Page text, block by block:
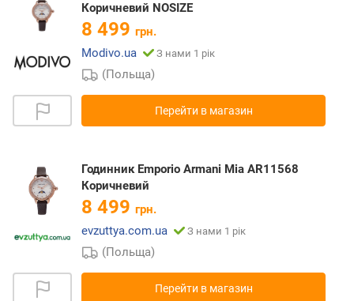
Коричневий NOSIZE
8 499 грн.
Modivo.ua
З нами 1 рік
(Польща)
Перейти в магазин
Годинник Emporio Armani Mia AR11568
Коричневий
8 499 грн.
evzuttya.com.ua
З нами 1 рік
(Польща)
Перейти в магазин